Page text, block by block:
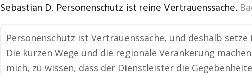
Sebastian D. Personenschutz ist reine Vertrauenssache.
Personenschutz ist Vertrauenssache, und deshalb
Die kurzen Wege und die regionale Verankerung
mich, zu wissen, dass der Dienstleister die